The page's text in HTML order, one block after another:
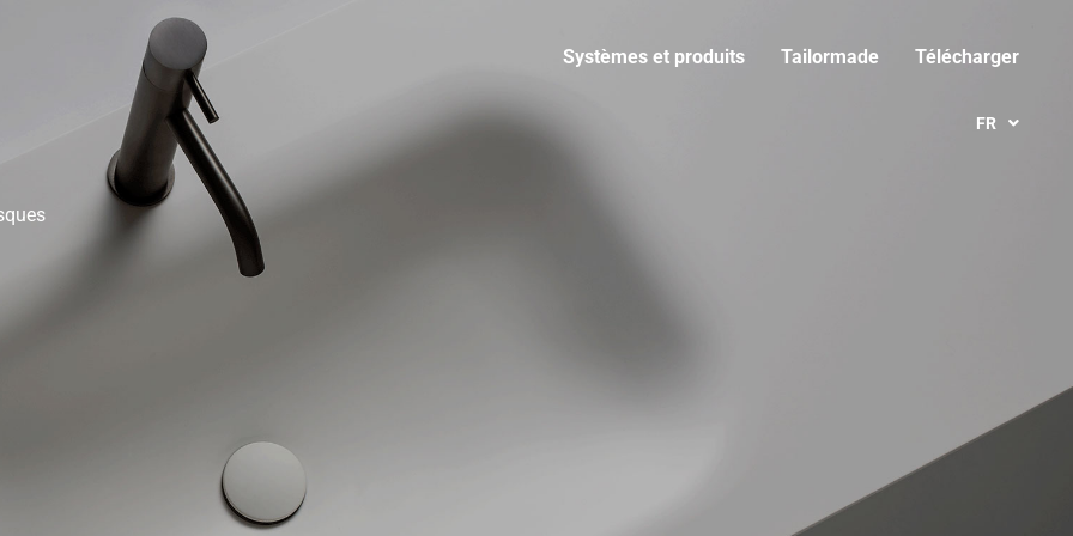
Systèmes et produits Tailormade Télécharger
FR